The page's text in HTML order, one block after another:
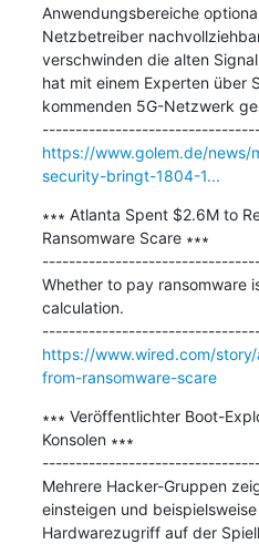
Anwendungsbereiche
Netzbetreiber
verschwinden die alten
hat mit einem Experten über
kommenden 5G-Netzwerk
https://www.golem.de/
security-bringt-1804-1...
∗∗∗ Atlanta Spent $2.6M to
Ransomware Scare ∗∗∗
Whether to pay
calculation.
https://www.wired.com/
from-ransomware-scare
∗∗∗ Veröffentlichter Boot-
Konsolen ∗∗∗
Mehrere Hacker-Gruppen
einsteigen und
Hardwarezugriff auf der